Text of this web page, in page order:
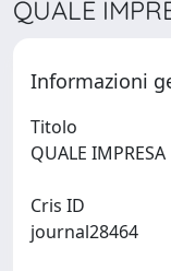
QUALE
Informazioni
Titolo
Cris ID